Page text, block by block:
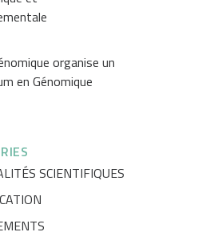
organise un
en Génomique
SCIENTIFIQUES